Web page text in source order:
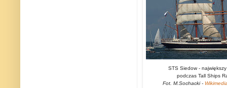
STS Siedow -
podczas Tall Ships
Fot. M.Sochacki -